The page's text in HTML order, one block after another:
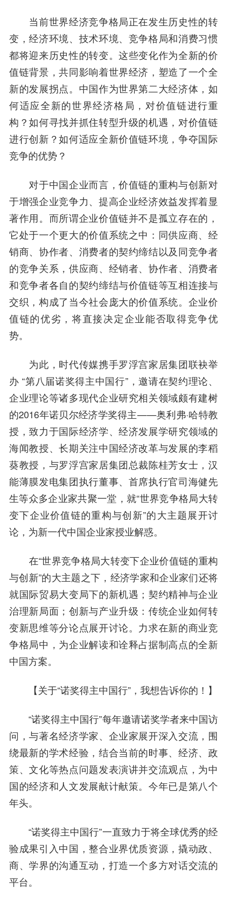
当前世界经济竞争格局正在发生历史性的转
变，经济环境、技术环境、竞争格局和消费习惯
都将迎来历史性的转变。这些变化作为全新的价
值链背景，共同影响着世界经济，塑造了一个全
新的发展拐点。中国作为世界第二大经济体，如
何适应全新的世界经济格局，对价值链进行重
构？如何寻找并抓住转型升级的机遇，对价值链
进行创新？如何适应全新价值链环境，争夺国际
竞争的优势？
对于中国企业而言，价值链的重构与创新对
于增强企业竞争力、提高企业经济效益发挥着显
著作用。而所谓企业价值链并不是孤立存在的，
它处于一个更大的价值系统之中：同供应商、经
销商、协作者、消费者的契约缔结以及同竞争者
的竞争关系，供应商、经销者、协作者、消费者
和竞争者各自的契约缔结与价值链等互相连接与
交织，构成了当今社会庞大的价值系统。企业价
值链的优劣，将直接决定企业能否取得竞争优
势。
为此，时代传媒携手罗浮宫家居集团联袂举
办 “第八届诺奖得主中国行”，邀请在契约理论、
企业理论等诸多现代企业研究相关领域颇有建树
的2016年诺贝尔经济学奖得主——奥利弗·哈特教
授，致力于国际经济学、经济发展学研究领域的
海闻教授、长期关注中国经济改革与发展的李稻
葵教授，与罗浮宫家居集团总裁陈桂芳女士，汉
能薄膜发电集团执行董事、首席执行官司海健先
生等众多企业家共聚一堂，就“世界竞争格局大转
变下企业价值链的重构与创新”的大主题展开讨
论，为新一代中国企业家授业解惑。
在“世界竞争格局大转变下企业价值链的重构
与创新”的大主题之下，经济学家和企业家们还将
就国际贸易大变局下的新机遇；契约精神与企业
治理新局面；创新与产业升级：传统企业如何转
变新思维等分论点展开讨论。力求在新的商业竞
争格局中，为企业解读和诠释占据制高点的全新
中国方案。
【关于“诺奖得主中国行”，我想告诉你的！】
“诺奖得主中国行”每年邀请诺奖学者来中国访
问，与著名经济学家、企业家展开深入交流，围
绕最新的学术经验，结合当前的时事、经济、政
策、文化等热点问题发表演讲并交流观点，为中
国的经济和人文发展献计献策。今年已是第八个
年头。
“诺奖得主中国行”一直致力于将全球优秀的经
验成果引入中国，整合业界优质资源，撬动政、
商、学界的沟通互动，打造一个多方对话交流的
平台。